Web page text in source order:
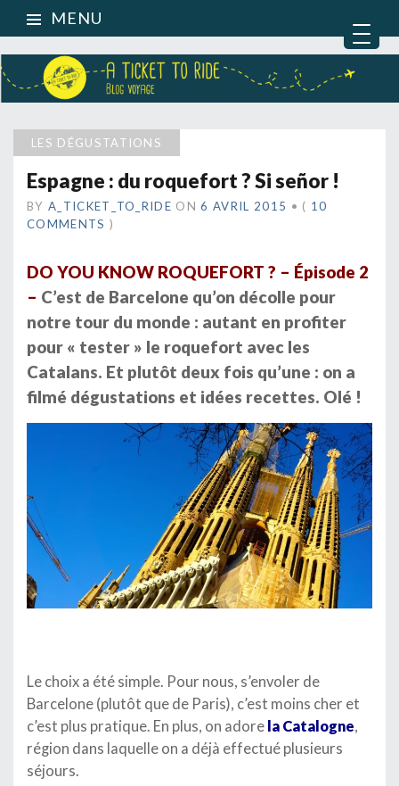
MENU
LES DÉGUSTATIONS
Espagne : du roquefort ? Si señor !
BY A_TICKET_TO_RIDE ON 6 AVRIL 2015 • ( 10
COMMENTS )
DO YOU KNOW ROQUEFORT ? – Épisode 2
– C’est de Barcelone qu’on décolle pour
notre tour du monde : autant en profiter
pour « tester » le roquefort avec les
Catalans. Et plutôt deux fois qu’une : on a
filmé dégustations et idées recettes. Olé !
Le choix a été simple. Pour nous, s’envoler de
Barcelone (plutôt que de Paris), c’est moins cher et
c’est plus pratique. En plus, on adore la Catalogne,
région dans laquelle on a déjà effectué plusieurs
séjours.